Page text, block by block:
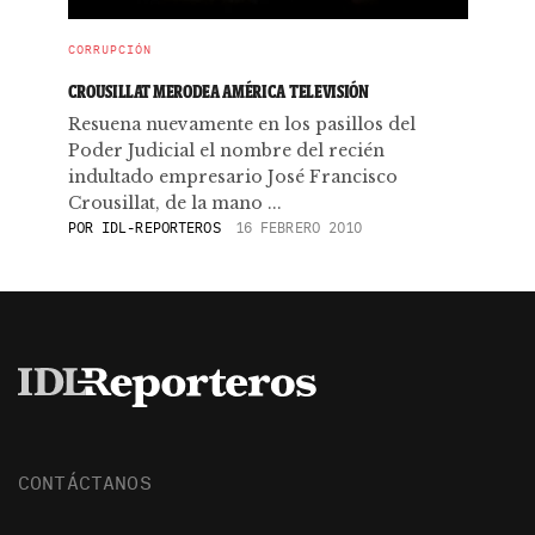
CORRUPCIÓN
CROUSILLAT MERODEA AMÉRICA TELEVISIÓN
Resuena nuevamente en los pasillos del
Poder Judicial el nombre del recién
indultado empresario José Francisco
Crousillat, de la mano ...
POR IDL-REPORTEROS 16 FEBRERO 2010
CONTÁCTANOS